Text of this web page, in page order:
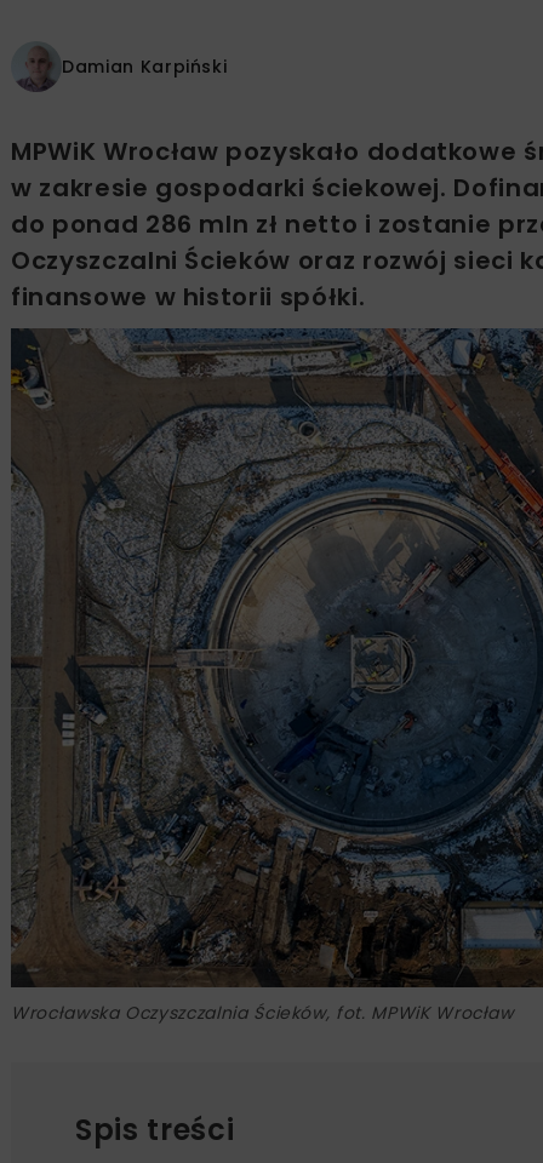
Damian Karpiński
MPWiK Wrocław pozyskało
w zakresie gospodarki ściekowej.
do ponad 286 mln zł netto i zostanie
Oczyszczalni Ścieków oraz rozwój sieci
finansowe w historii spółki.
Wrocławska Oczyszczalnia Ścieków, fot. MPWiK Wrocław
Spis treści